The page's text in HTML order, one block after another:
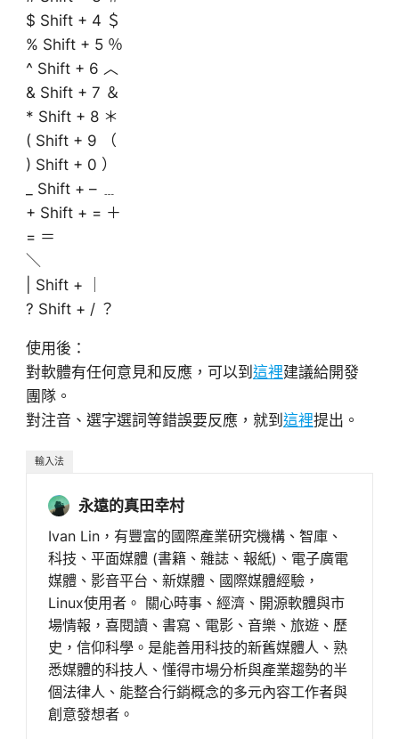
$ Shift + 4 ＄
% Shift + 5 ％
^ Shift + 6 ︿
& Shift + 7 ＆
* Shift + 8 ＊
( Shift + 9 （
) Shift + 0 ）
_ Shift + – ﹍
+ Shift + = ＋
= ＝
＼
| Shift + ｜
? Shift + / ？
使用後：
對軟體有任何意見和反應，可以到 這裡建議給開發
團隊。
對注音、選字選詞等錯誤要反應，就到 這裡提出。
輸入法
永遠的真田幸村
Ivan Lin，有豐富的國際產業研究機構、智庫、
科技、平面媒體 (書籍、雜誌、報紙)、電子廣電
媒體、影音平台、新媒體、國際媒體經驗，
Linux使用者。 關心時事、經濟、開源軟體與市
場情報，喜閱讀、書寫、電影、音樂、旅遊、歷
史，信仰科學。是能善用科技的新舊媒體人、熟
悉媒體的科技人、懂得市場分析與產業趨勢的半
個法律人、能整合行銷概念的多元內容工作者與
創意發想者。